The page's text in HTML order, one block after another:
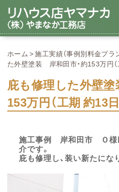
ホーム 施工実績（事例別料金プラ
た外壁塗装 岸和田市・約153万円（
庇も修理した外壁
153万円（工期 約13日
施工事例 岸和田市 Ｏ様
介です。
庇も修理し、装い新たにな